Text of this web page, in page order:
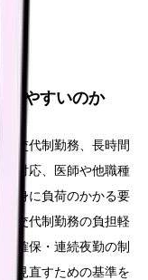
しやすいのか
交代制勤務、長時間
対応、医師や他職種
身に負荷のかかる要
交代制勤務の負担軽
確保・連続夜勤の制
見直すための基準を